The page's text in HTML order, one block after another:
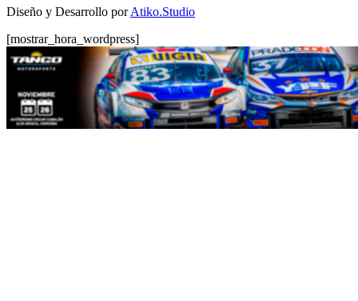
Diseño y Desarrollo porAtiko.Studio
[mostrar_hora_wordpress]